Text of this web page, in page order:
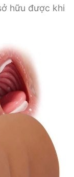
hữu được khi